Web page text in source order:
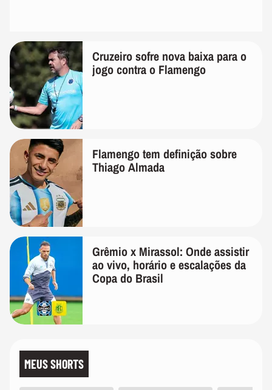
Cruzeiro sofre nova baixa para o
jogo contra o Flamengo
Flamengo tem definição sobre
Thiago Almada
Grêmio x Mirassol: Onde assistir
ao vivo, horário e escalações da
Copa do Brasil
MEUS SHORTS